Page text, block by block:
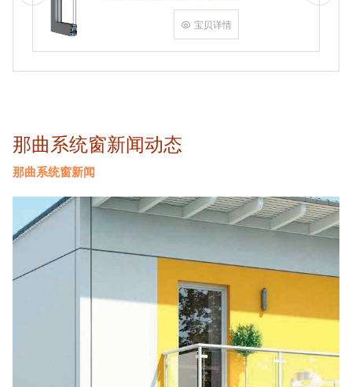
宝贝详情
那曲系统窗新闻动态
那曲系统窗新闻